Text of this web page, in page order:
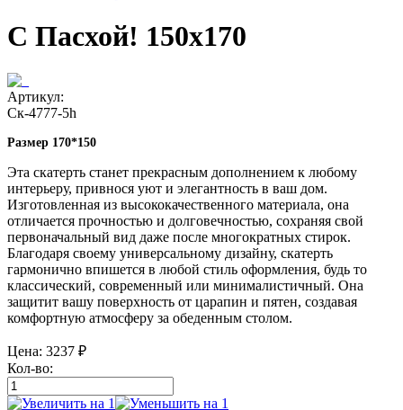
С Пасхой! 150x170
Артикул:
Ск-4777-5h
Размер 170*150
Эта скатерть станет прекрасным дополнением к любому
интерьеру, привнося уют и элегантность в ваш дом.
Изготовленная из высококачественного материала, она
отличается прочностью и долговечностью, сохраняя свой
первоначальный вид даже после многократных стирок.
Благодаря своему универсальному дизайну, скатерть
гармонично впишется в любой стиль оформления, будь то
классический, современный или минималистичный. Она
защитит вашу поверхность от царапин и пятен, создавая
комфортную атмосферу за обеденным столом.
Цена: 3237 ₽
Кол-во: